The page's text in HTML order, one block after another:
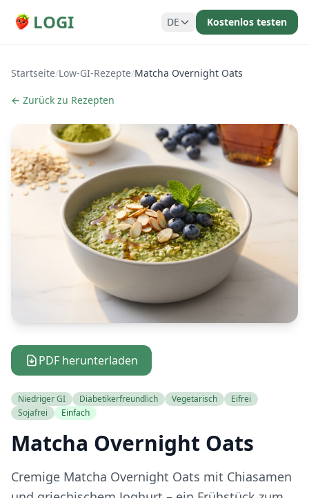
LOGI DE Kostenlos testen
Startseite/Low-GI-Rezepte/Matcha Overnight Oats
← Zurück zu Rezepten
PDF herunterladen
Niedriger GI Diabetikerfreundlich Vegetarisch
Eifrei
Sojafrei
Einfach
Matcha Overnight Oats
Cremige Matcha Overnight Oats mit Chiasamen